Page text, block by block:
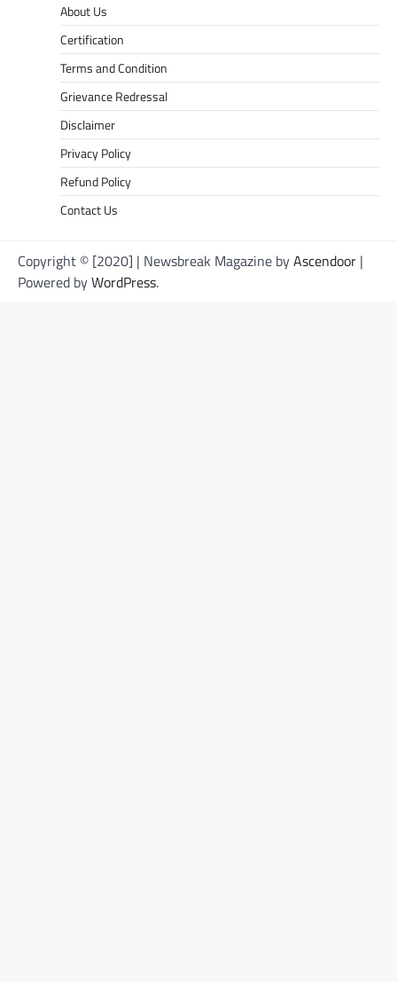
About Us
Certification
Terms and Condition
Grievance Redressal
Disclaimer
Privacy Policy
Refund Policy
Contact Us
Copyright © [2020] | Newsbreak Magazine byAscendoor |
Powered byWordPress.